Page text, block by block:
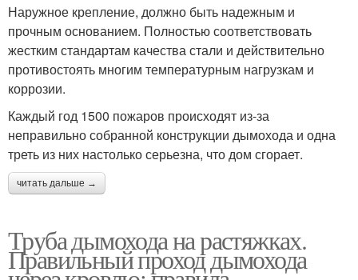
Наружное крепление, должно быть надежным и
прочным основанием. Полностью соответствовать
жестким стандартам качества стали и действительно
противостоять многим температурным нагрузкам и
коррозии.
Каждый год 1500 пожаров происходят из-за
неправильно собранной конструкции дымохода и одна
треть из них настолько серьезна, что дом сгорает.
читать дальше →
Труба дымохода на растяжках.
Правильный проход дымохода